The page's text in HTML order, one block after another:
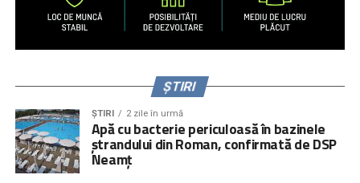
ȘTIRI
ȘTIRI 2 zile în urmă
Apă cu bacterie periculoasă în bazinele
ștrandului din Roman, confirmată de DSP
Neamț